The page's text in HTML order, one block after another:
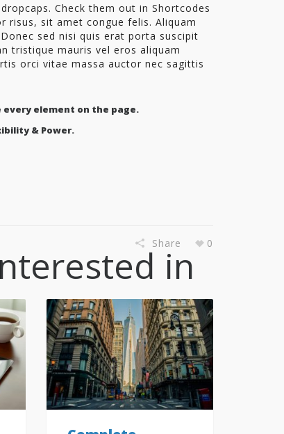
Check them out in Shortcodes
risus, sit amet congue felis. Aliquam
sed nisi quis erat porta suscipit
tristique mauris vel eros aliquam
orci vitae massa auctor nec sagittis
every element on the page.
& Power.
Share 0
in